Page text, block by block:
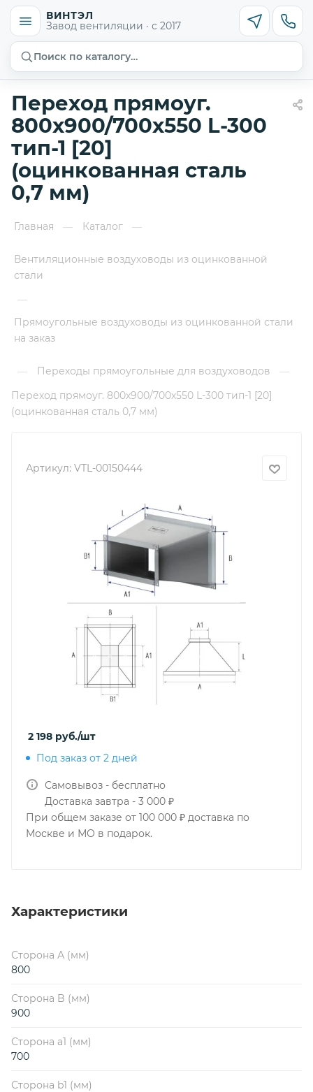
ВИНТЭЛ
Завод вентиляции · с 2017
Поиск по каталогу…
Переход прямоуг.
800х900/700х550 L-300
тип-1 [20]
(оцинкованная сталь
0,7 мм)
Главная — Каталог —
Вентиляционные воздуховоды из оцинкованной
стали
—
Прямоугольные воздуховоды из оцинкованной стали
на заказ
— Переходы прямоугольные для воздуховодов
—
Переход прямоуг. 800х900/700х550 L-300 тип-1 [20]
(оцинкованная сталь 0,7 мм)
Артикул: VTL-00150444
2 198 руб./шт
Под заказ от 2 дней
Самовывоз - бесплатно
Доставка завтра - 3 000 ₽
При общем заказе от 100 000 ₽ доставка по
Москве и МО в подарок.
Характеристики
Сторона А (мм)
800
Сторона B (мм)
900
Сторона a1 (мм)
700
Сторона b1 (мм)